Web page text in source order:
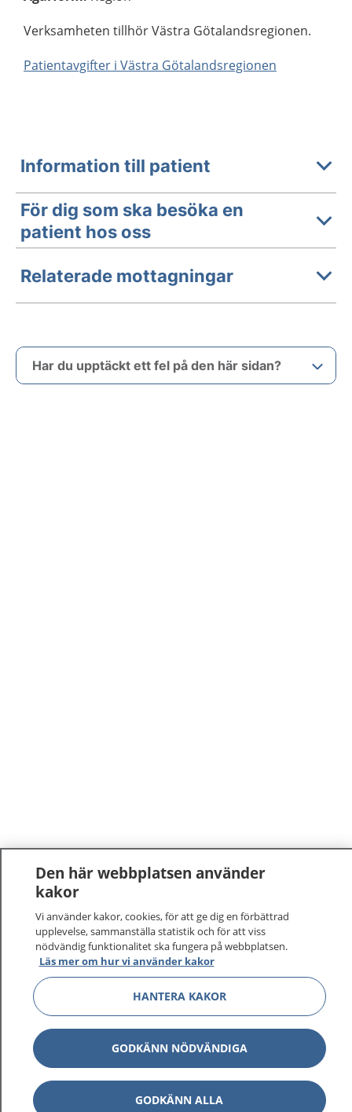
Verksamheten tillhör Västra Götalandsregionen.
Patientavgifter i Västra Götalandsregionen
Information till patient
För dig som ska besöka en
patient hos oss
Relaterade mottagningar
Har du upptäckt ett fel på den här sidan?
Den här webbplatsen använder
kakor
Vi använder kakor, cookies, för att ge dig en förbättrad
upplevelse, sammanställa statistik och för att viss
nödvändig funktionalitet ska fungera på webbplatsen.
Läs mer om hur vi använder kakor
HANTERA KAKOR
GODKÄNN NÖDVÄNDIGA
GODKÄNN ALLA